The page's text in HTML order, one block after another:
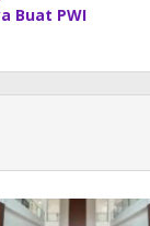
Buat PWI